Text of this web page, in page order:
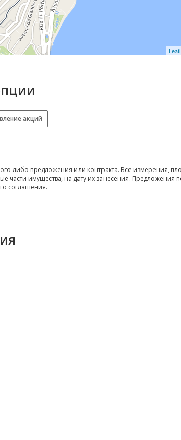
акций
либо предложения или контракта. Все измерения,
части имущества, на дату их занесения.
соглашения.